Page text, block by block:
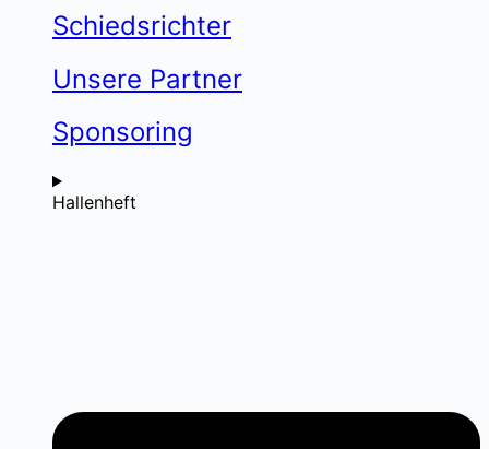
Schiedsrichter
Unsere Partner
Sponsoring
Hallenheft